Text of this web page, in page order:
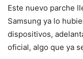
Este nuevo parche
Samsung ya lo
dispositivos,
oficial, algo que ya